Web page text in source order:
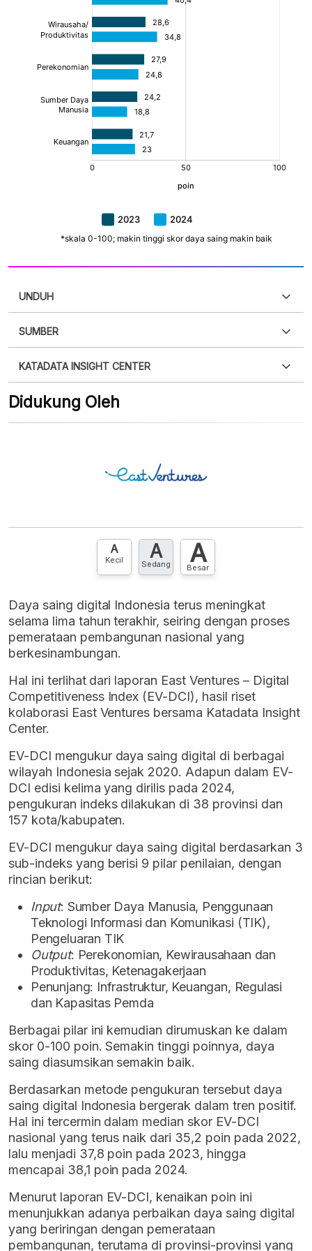
UNDUH
XLS
SUMBER
punya akun?Silakan Daftar sekarang
KATADATA INSIGHT CENTER
Hubungi sekarang »
Didukung Oleh
A
Kecil A
Sedang A
Besar
Daya saing digital Indonesia terus meningkat
selama lima tahun terakhir, seiring dengan proses
pemerataan pembangunan nasional yang
berkesinambungan.
Hal ini terlihat dari laporan East Ventures – Digital
Competitiveness Index (EV-DCI), hasil riset
kolaborasi East Ventures bersama Katadata Insight
Center.
EV-DCI mengukur daya saing digital di berbagai
wilayah Indonesia sejak 2020. Adapun dalam EV-
DCI edisi kelima yang dirilis pada 2024,
pengukuran indeks dilakukan di 38 provinsi dan
157 kota/kabupaten.
EV-DCI mengukur daya saing digital berdasarkan 3
sub-indeks yang berisi 9 pilar penilaian, dengan
rincian berikut:
Input: Sumber Daya Manusia, Penggunaan
Teknologi Informasi dan Komunikasi (TIK),
Pengeluaran TIK
Output: Perekonomian, Kewirausahaan dan
Produktivitas, Ketenagakerjaan
Penunjang: Infrastruktur, Keuangan, Regulasi
dan Kapasitas Pemda
Berbagai pilar ini kemudian dirumuskan ke dalam
skor 0-100 poin. Semakin tinggi poinnya, daya
saing diasumsikan semakin baik.
Berdasarkan metode pengukuran tersebut daya
saing digital Indonesia bergerak dalam tren positif.
Hal ini tercermin dalam median skor EV-DCI
nasional yang terus naik dari 35,2 poin pada 2022,
lalu menjadi 37,8 poin pada 2023, hingga
mencapai 38,1 poin pada 2024.
Menurut laporan EV-DCI, kenaikan poin ini
menunjukkan adanya perbaikan daya saing digital
yang beriringan dengan pemerataan
pembangunan, terutama di provinsi-provinsi yang